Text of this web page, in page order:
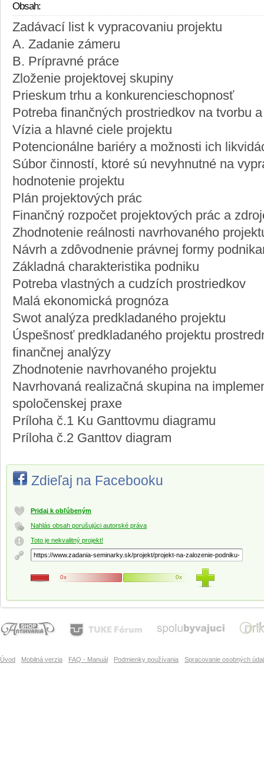
Obsah:
Zadávací list k vypracovaniu projektu
A. Zadanie zámeru
B. Prípravné práce
Zloženie projektovej skupiny
Prieskum trhu a konkurencieschopnosť
Potreba finančných prostriedkov na tvorbu
Vízia a hlavné ciele projektu
Potencionálne bariéry a možnosti ich
Súbor činností, ktoré sú nevyhnutné na
hodnotenie projektu
Plán projektových prác
Finančný rozpočet projektových prác a
Zhodnotenie reálnosti navrhovaného
Návrh a zdôvodnenie právnej formy
Základná charakteristika podniku
Potreba vlastných a cudzích prostriedkov
Malá ekonomická prognóza
Swot analýza predkladaného projektu
Úspešnosť predkladaného projektu
finančnej analýzy
Zhodnotenie navrhovaného projektu
Navrhovaná realizačná skupina na
spoločenskej praxe
Príloha č.1 Ku Ganttovmu diagramu
Príloha č.2 Ganttov diagram
Zdieľaj na Facebooku
Pridaj k obľúbeným
Nahlás obsah porušujúci autorské práva
Toto je nekvalitný projekt!
0x 0x
Úvod Mobilná verzia FAQ - Manuál Podmienky používania Spracovanie osobných